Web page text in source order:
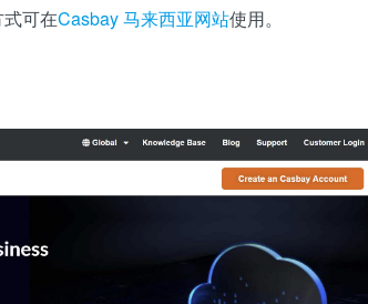
可在Casbay 马来西亚网站使用。